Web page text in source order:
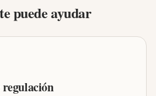
puede ayudar